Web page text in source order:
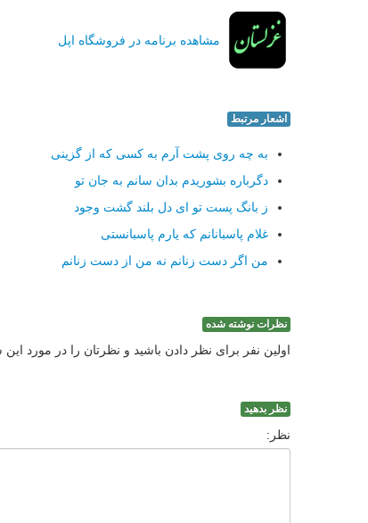
مشاهده برنامه در فروشگاه اپل
اشعار مرتبط
به چه روی پشت آرم به كسی كه از گزینی
دگرباره بشوریدم بدان سانم به جان تو
ز بانگ پست تو ای دل بلند گشت وجود
غلام پاسبانانم كه یارم پاسبانستی
من اگر دست زنانم نه من از دست زنانم
نظرات نوشته شده
اولین نفر برای نظر دادن باشید و نظرتان را در مورد
نظر بدهید
نظر: